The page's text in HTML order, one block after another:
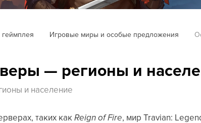
Игровые миры и особые предложения
— регионы и
и население
таких какReign of Fire, мир Travian: